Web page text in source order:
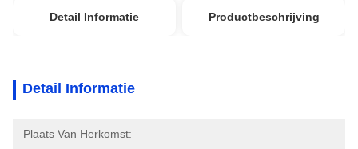
Detail Informatie Productbeschrijving
Detail Informatie
Plaats Van Herkomst: